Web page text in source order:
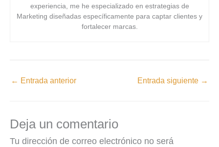
experiencia, me he especializado en estrategias de
Marketing diseñadas específicamente para captar clientes y
fortalecer marcas.
← Entrada anterior Entrada siguiente →
Deja un comentario
Tu dirección de correo electrónico no será